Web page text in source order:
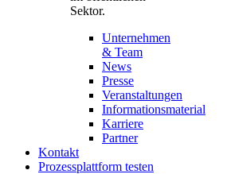
Sektor.
Unternehmen
& Team
News
Presse
Veranstaltungen
Informationsmaterial
Karriere
Partner
Kontakt
Prozessplattform testen